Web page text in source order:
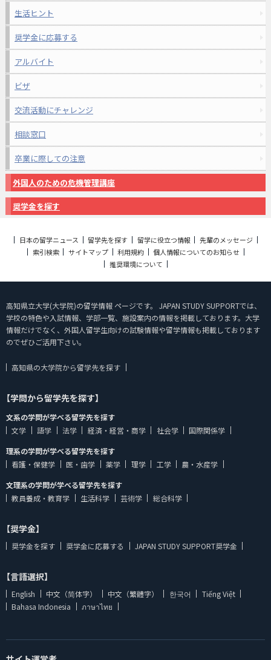
生活ヒント
奨学金に応募する
アルバイト
ビザ
交流活動にチャレンジ
相談窓口
卒業に際しての注意
外国人のための危機管理講座
奨学金を探す
日本の留学ニュース 留学先を探す 留学に役立つ情報
先輩のメッセージ
索引検索
サイトマップ 利用規約
個人情報についてのお知らせ
推奨環境について
高知県立大学(大学院)の留学情報 ページです。 JAPAN STUDY SUPPORTでは、
学校の特色や入試情報、学部一覧、施設案内の情報を掲載しております。大学
情報だけでなく、外国人留学生向けの試験情報や留学情報も掲載しております
のでぜひご活用下さい。
高知県の大学院から留学先を探す
【学問から留学先を探す】
文系の学問が学べる留学先を探す
文学
語学 法学 経済・経営・商学 社会学
国際関係学
理系の学問が学べる留学先を探す
看護・保健学
医・歯学 薬学 理学 工学
農・水産学
文理系の学問が学べる留学先を探す
教員養成・教育学
生活科学 芸術学 総合科学
【奨学金】
奨学金を探す 奨学金に応募する JAPAN STUDY SUPPORT奨学金
【言語選択】
English 中文（简体字） 中文（繁體字） 한국어
Tiếng Việt
Bahasa Indonesia
ภาษาไทย